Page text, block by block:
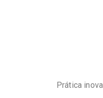
Prática